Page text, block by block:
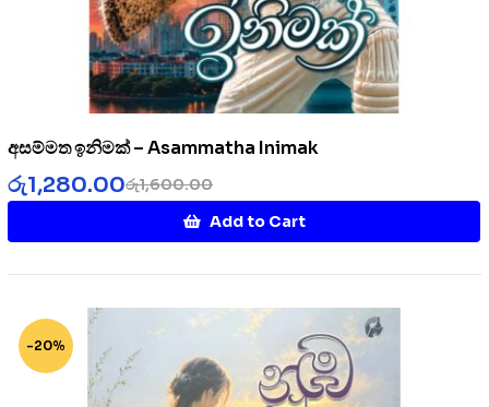
අසම්මත ඉනිමක් – Asammatha Inimak
රු1,600.00
රු1,280.00
Add to Cart
-20%